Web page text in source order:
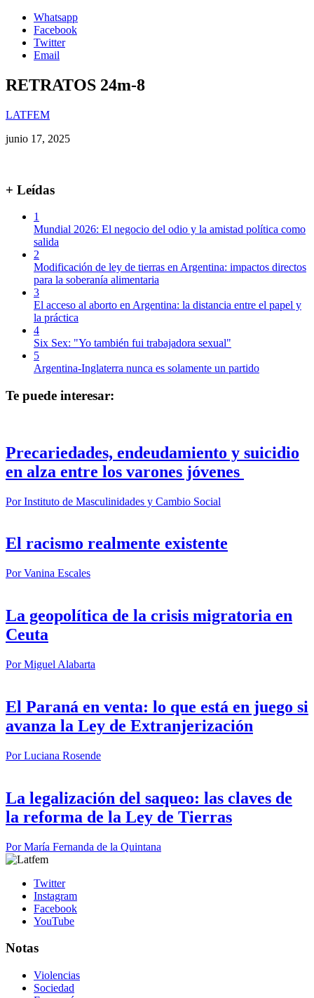
Whatsapp
Facebook
Twitter
Email
RETRATOS 24m-8
LATFEM
junio 17, 2025
+ Leídas
1
Mundial 2026: El negocio del odio y la amistad política como
salida
2
Modificación de ley de tierras en Argentina: impactos directos
para la soberanía alimentaria
3
El acceso al aborto en Argentina: la distancia entre el papel y
la práctica
4
Six Sex: "Yo también fui trabajadora sexual"
5
Argentina-Inglaterra nunca es solamente un partido
Te puede interesar:
Precariedades, endeudamiento y suicidio
en alza entre los varones jóvenes
PorInstituto de Masculinidades y Cambio Social
El racismo realmente existente
PorVanina Escales
La geopolítica de la crisis migratoria en
Ceuta
PorMiguel Alabarta
El Paraná en venta: lo que está en juego si
avanza la Ley de Extranjerización
PorLuciana Rosende
La legalización del saqueo: las claves de
la reforma de la Ley de Tierras
PorMaría Fernanda de la Quintana
Twitter
Instagram
Facebook
YouTube
Notas
Violencias
Sociedad